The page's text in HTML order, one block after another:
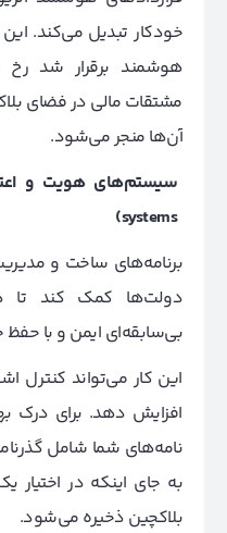
خودکار تبدیل می‌کند. این
هوشمند برقرار شد
مشتقات مالی در فضای
آن‌ها منجر می‌شود.
سیستم‌های هویت و
systems)
برنامه‌های ساخت و
دولت‌ها کمک کند تا
بی‌سابقه‌ای ایمن و با
این کار می‌تواند
افزایش دهد. برای درک
نامه‌های شما شامل
به جای اینکه در
بلاکچین ذخیره می‌شود.